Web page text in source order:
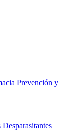
Prevención y
Desparasitantes